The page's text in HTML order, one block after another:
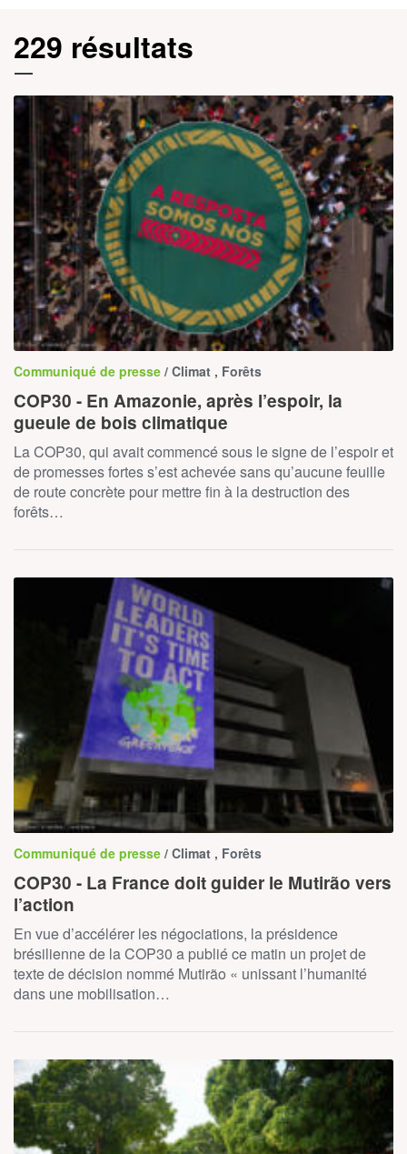
229 résultats
Communiqué de presse / Climat , Forêts
COP30 - En Amazonie, après l’espoir, la
gueule de bois climatique
La COP30, qui avait commencé sous le signe de l’espoir et
de promesses fortes s’est achevée sans qu’aucune feuille
de route concrète pour mettre fin à la destruction des
forêts…
Communiqué de presse / Climat , Forêts
COP30 - La France doit guider le Mutirão vers
l’action
En vue d’accélérer les négociations, la présidence
brésilienne de la COP30 a publié ce matin un projet de
texte de décision nommé Mutirão « unissant l’humanité
dans une mobilisation…